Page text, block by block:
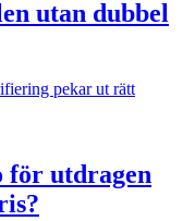
utan dubbel
pekar ut rätt
för utdragen